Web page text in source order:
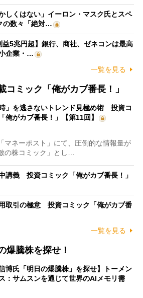
しくはない」イーロン・マスク氏とスペ
の数々「絶対…
益5兆円超】銀行、商社、ゼネコンは最高
企業・…
一覧を見る
コミック「俺がカブ番長！」
時」を逃さないトレンド見極め術 投資コ
俺がカブ番長！」【第11回】
ネーポスト」にて、圧倒的な情報量が
の株コミック」とし…
講義 投資コミック「俺がカブ番長！」
取引の極意 投資コミック「俺がカブ番
一覧を見る
爆騰株を探せ！
信博氏「明日の爆騰株」を探せ】トーメン
：サムスンを通じて世界のAIメモリ需